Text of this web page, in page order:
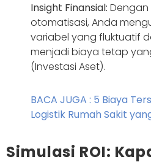
Insight Finansial:
otomatisasi, Anda
variabel yang fluktuatif
menjadi biaya tetap
(Investasi Aset).
BACA JUGA : 5 Biaya
Logistik Rumah Sakit
Simulasi ROI: